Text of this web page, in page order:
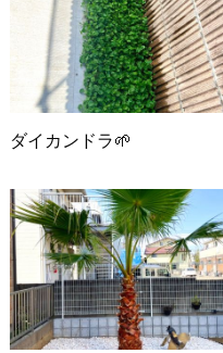
ダイカンドラ🌱